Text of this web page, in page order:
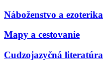
Náboženstvo a ezoterika
Mapy a cestovanie
Cudzojazyčná literatúra